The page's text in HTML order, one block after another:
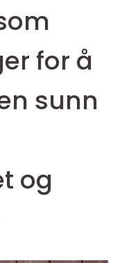
for å
sunn
og